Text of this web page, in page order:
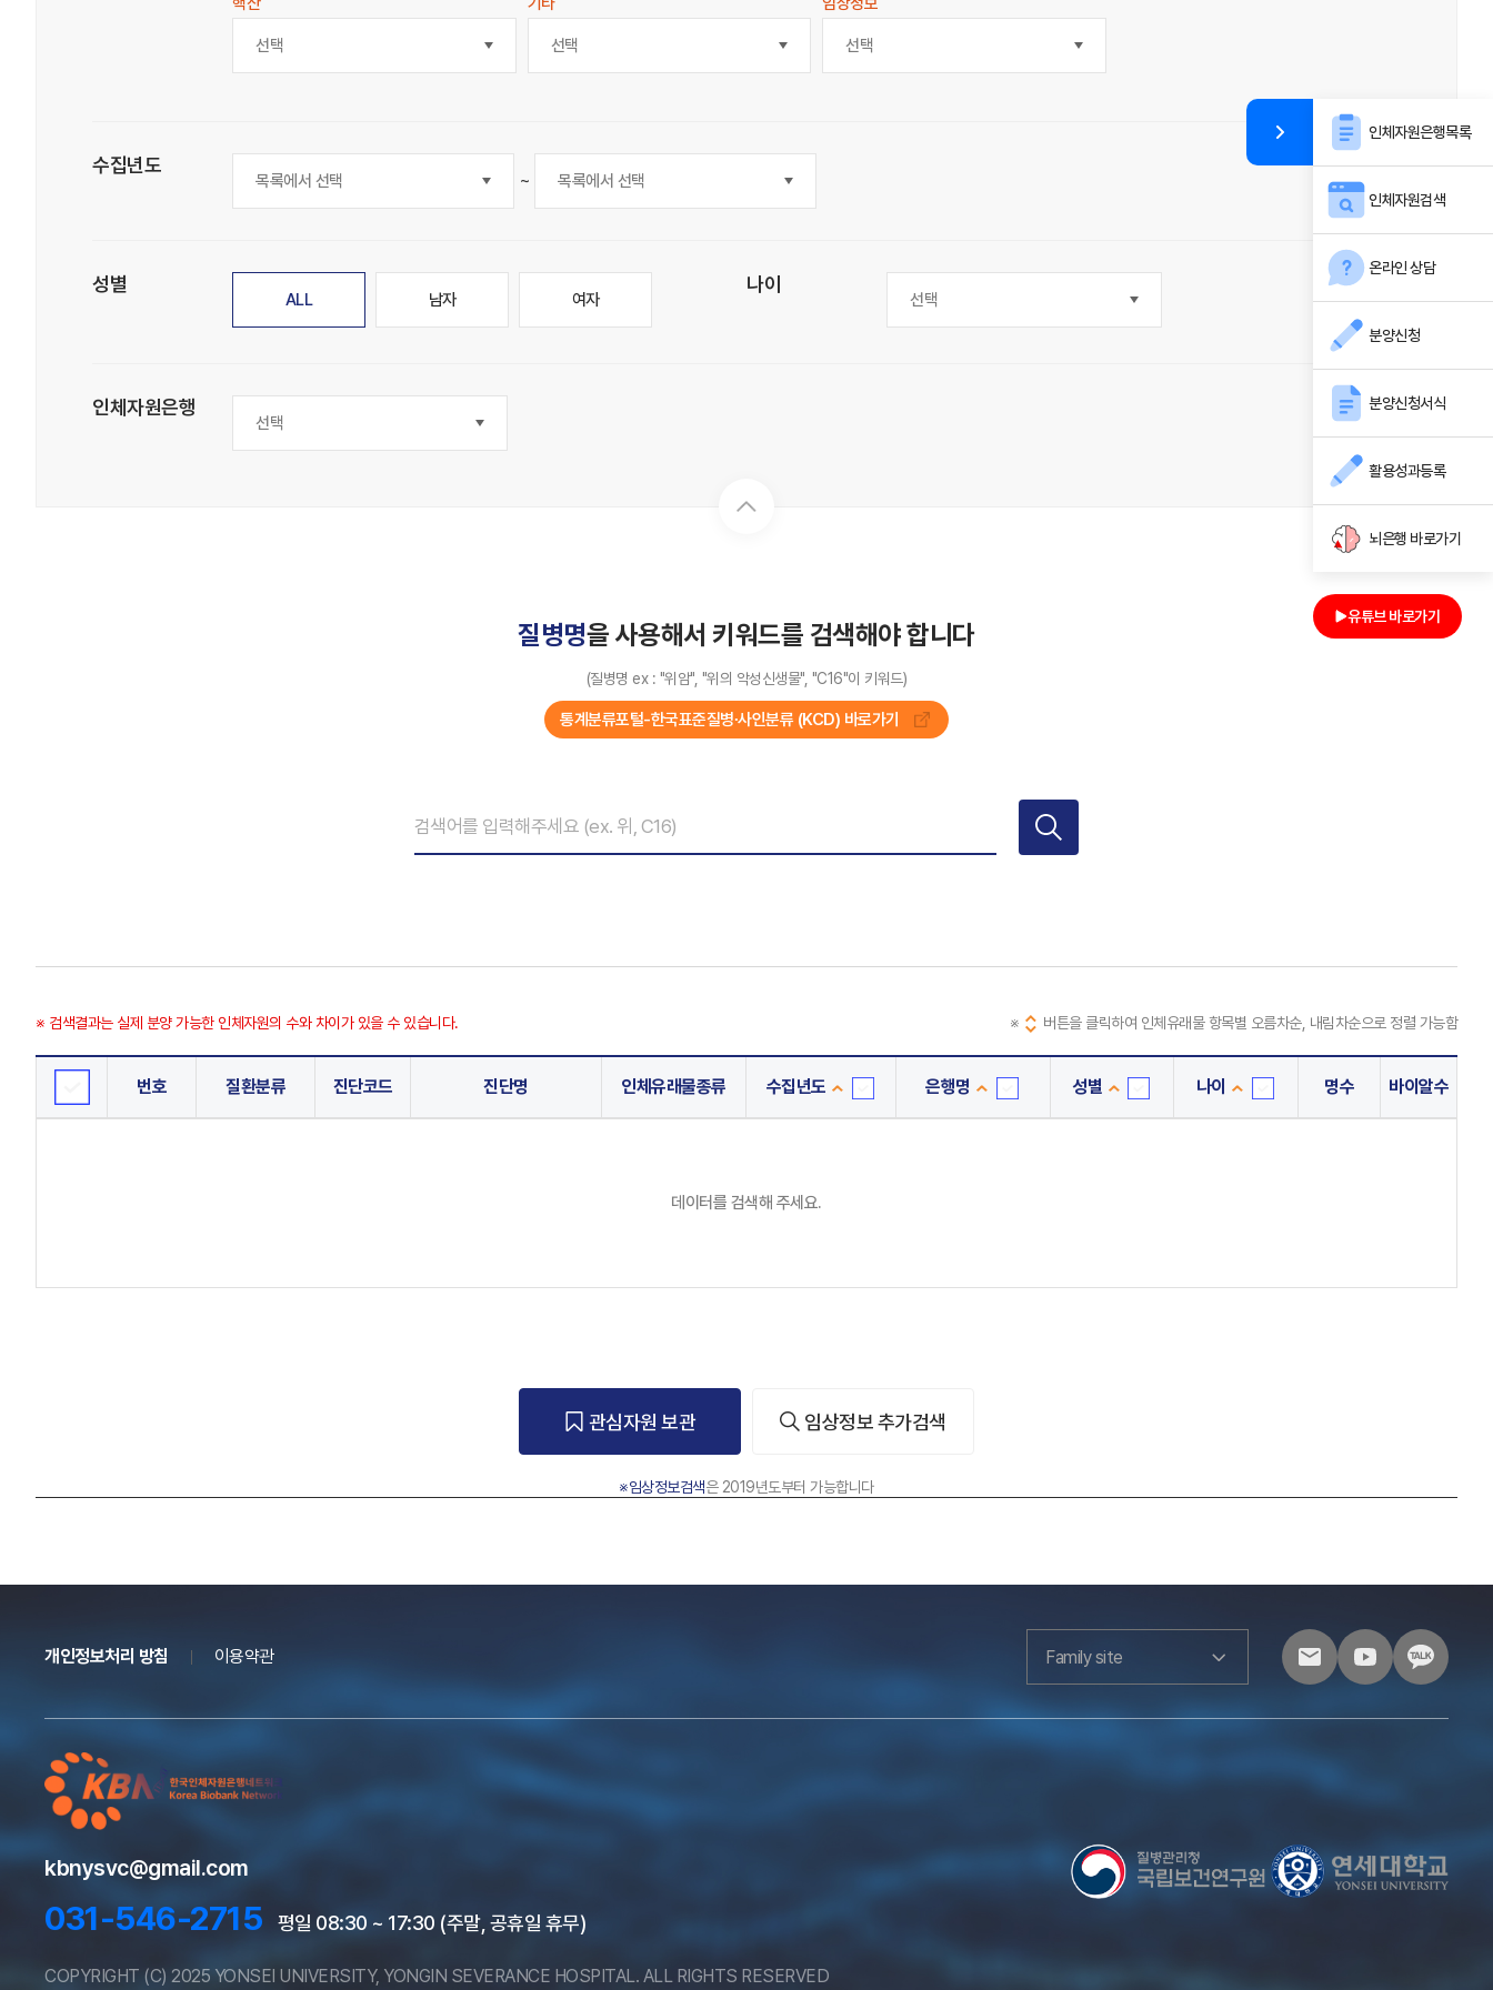
선택 선택 선택
수집년도
~
성별
ALL 남자 여자
나이
선택
인체자원은행
선택
질병명을 사용해서 키워드를 검색해야 합니다
(질병명 ex : "위암", "위의 악성신생물", "C16"이 키워드)
통계분류포털-한국표준질병∙사인분류 (KCD) 바로가기
※ 검색결과는 실제 분양 가능한 인체자원의 수와 차이가 있을 수 있습니다. ※ 버튼을 클릭하여 인체유래물 항목별 오름차순, 내림차순으로 정렬 가능함
번호 질환분류 진단코드 진단명 인체유래물종류 수집년도
수
집
은행명
단
위
성별
성
별
나이
나
이
명수 바이알수
데이터를 검색해 주세요.
관심자원 보관 임상정보 추가검색
※임상정보검색은 2019년도부터 가능합니다
개인정보처리 방침 이용약관 Family site
kbnysvc@gmail.com
031-546-2715 평일 08:30 ~ 17:30 (주말, 공휴일 휴무)
COPYRIGHT (C) 2025 YONSEI UNIVERSITY, YONGIN SEVERANCE HOSPITAL. ALL RIGHTS RESERVED
인체자원은행목록
인체자원검색
온라인 상담
분양신청
분양신청서식
활용성과등록
뇌은행 바로가기
유튜브 바로가기